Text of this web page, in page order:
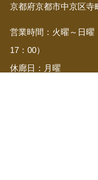
京都府京都市中京区寺
営業時間：火曜～日
17：00）
休廊日：月曜